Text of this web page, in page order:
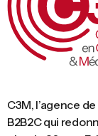
C3M, l’agence
B2B2C qui